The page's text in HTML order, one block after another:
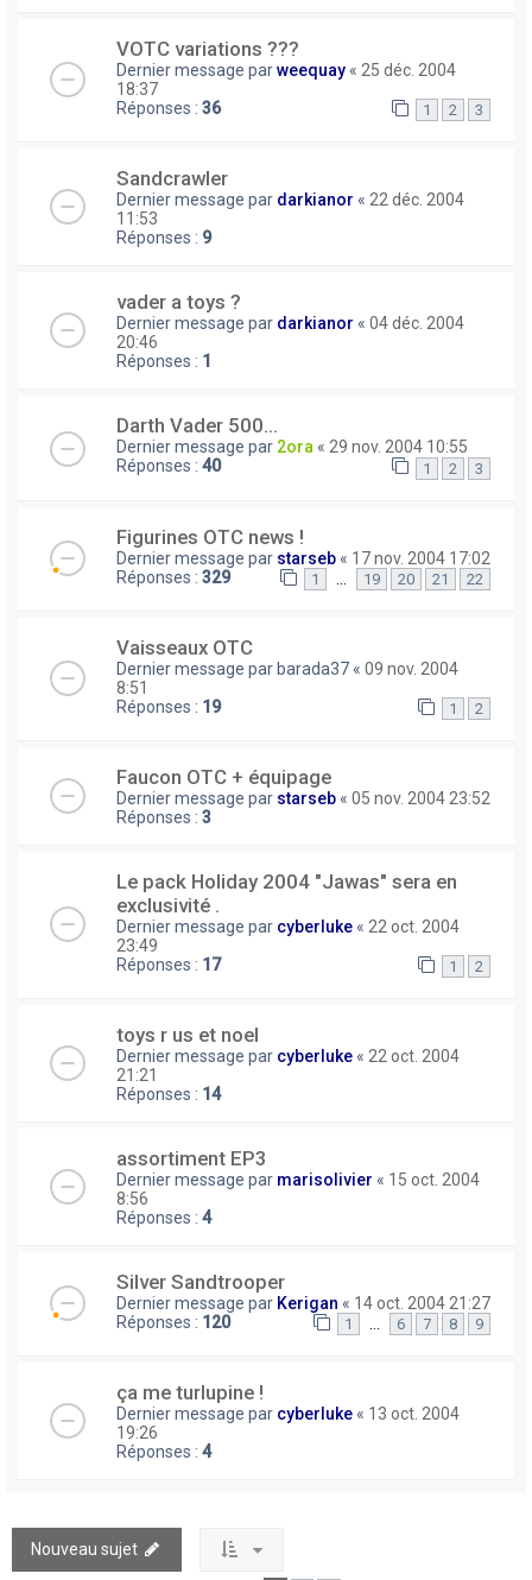
VOTC variations ???
Dernier message parweequay « 25 déc. 2004
18:37
Réponses : 36 1 2 3
Sandcrawler
Dernier message par darkianor « 22 déc. 2004
11:53
Réponses : 9
vader a toys ?
Dernier message par darkianor « 04 déc. 2004
20:46
Réponses : 1
Darth Vader 500...
Dernier message par 2ora « 29 nov. 2004 10:55
Réponses : 40 1 2 3
Figurines OTC news !
Dernier message par starseb « 17 nov. 2004 17:02
Réponses : 329 1 19 20 21 22
Vaisseaux OTC
Dernier message par barada37 « 09 nov. 2004
8:51
Réponses : 19 1 2
Faucon OTC + équipage
Dernier message par starseb « 05 nov. 2004 23:52
Réponses : 3
Le pack Holiday 2004 "Jawas" sera en
exclusivité .
Dernier message par cyberluke « 22 oct. 2004
23:49
Réponses : 17 1 2
toys r us et noel
Dernier message par cyberluke « 22 oct. 2004
21:21
Réponses : 14
assortiment EP3
Dernier message par marisolivier « 15 oct. 2004
8:56
Réponses : 4
Silver Sandtrooper
Dernier message par Kerigan « 14 oct. 2004 21:27
Réponses : 120 1 … 6 7 8 9
ça me turlupine !
Dernier message par cyberluke « 13 oct. 2004
19:26
Réponses : 4
Nouveau sujet